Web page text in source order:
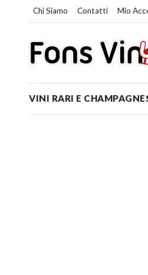
Chi Siamo Contatti Mio
VINI RARI E